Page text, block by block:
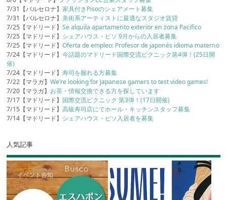
7/31【バルセロナ】家具付きPisoのシェアメート募集
7/31【バルセロナ】美術系アーティストに最適なスタジオ賃貸
7/25【マドリード】Se alquila apartamento exterior en zona Pacifico
7/25【マドリード】 シェアハウス・ピソ 9月からの入居者募集
7/25【マドリード】Oferta de empleo: Profesor de japonés idioma materno
7/24【マドリード】今話題のマドリード国際交流ピクニック第4弾！(25日開
催)
7/24【マドリード】寿司を握れる方募集
7/22【マラガ】We’re looking for Japanese gamers to test video games!
7/20【マラガ】 お茶・情報交換できる方を探しています
7/17【マドリード】 国際交流ピクニック 第3弾！(17日開催)
7/15【マドリード】高級寿司店にてホール・キッチンスタッフ募集
7/14【マドリード】 シェアハウス・ピソ入居者を募集
人気記事